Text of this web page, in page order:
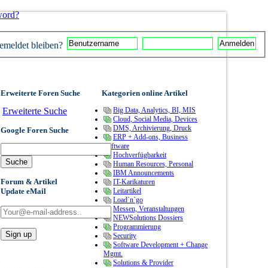
bleiben?
Erweiterte Foren Suche
Erweiterte Suche
Google Foren Suche
Forum & Artikel
Update eMail
Kategorien online Artikel
Big Data, Analytics, BI, MIS
Cloud, Social Media, Devices
DMS, Archivierung, Druck
ERP + Add-ons, Business
Software
Hochverfügbarkeit
Human Resources, Personal
IBM Announcements
IT-Karikaturen
Leitartikel
Load`n`go
Messen, Veranstaltungen
NEWSolutions Dossiers
Programmierung
Security
Software Development + Change
Mgmt.
Solutions & Provider